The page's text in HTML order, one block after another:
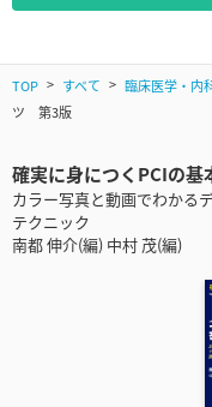
TOP すべて 臨床医学・内
ツ 第3版
確実に身につくPCIの
カラー写真と動画でわかる
テクニック
南都 伸介(編) 中村 茂(編)